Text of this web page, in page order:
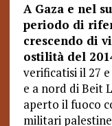
A Gaza e nel
periodo di
crescendo di
ostilità del
verificatisi il 27
e a nord di Beit
aperto il fuoco
militari